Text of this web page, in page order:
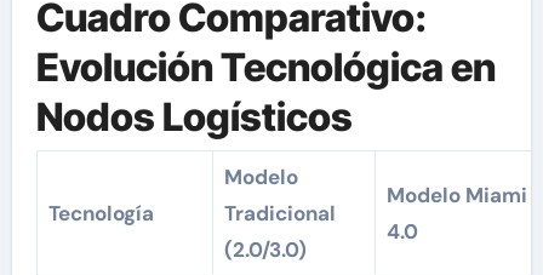
Cuadro Comparativo:
Evolución Tecnológica en
Nodos Logísticos
Tecnología
Modelo
Tradicional
(2.0/3.0)
Modelo Miami
4.0